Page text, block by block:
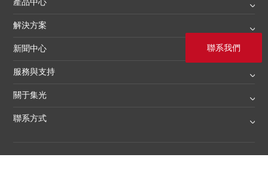
解決方案
新聞中心
服務與支持
關于集光
聯系方式
聯系我們